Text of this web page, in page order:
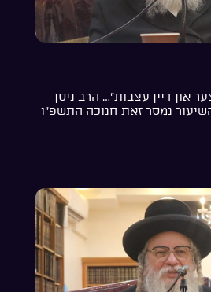
און דיין עצבות”… הרב ניסן
נמסר זאת חנוכה התשפ”ו